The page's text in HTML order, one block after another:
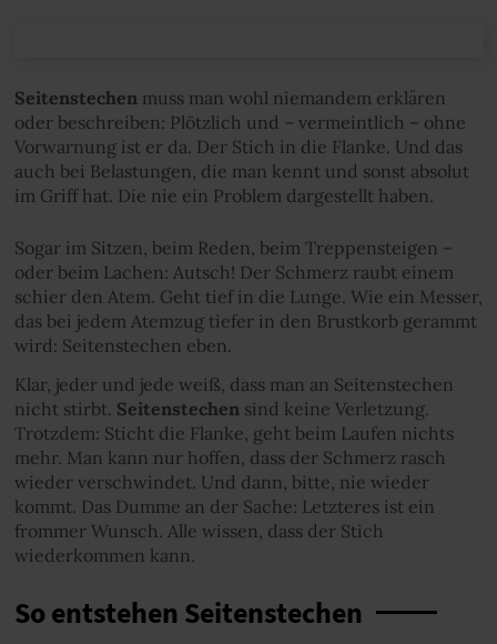
Seitenstechenmuss man wohl niemandem erklären
oder beschreiben: Plötzlich und – vermeintlich – ohne
Vorwarnung ist er da. Der Stich in die Flanke. Und das
auch bei Belastungen, die man kennt und sonst absolut
im Griff hat. Die nie ein Problem dargestellt haben.
Sogar im Sitzen, beim Reden, beim Treppensteigen –
oder beim Lachen: Autsch! Der Schmerz raubt einem
schier den Atem. Geht tief in die Lunge. Wie ein Messer,
das bei jedem Atemzug tiefer in den Brustkorb gerammt
wird: Seitenstechen eben.
Klar, jeder und jede weiß, dass man an Seitenstechen
nicht stirbt. Seitenstechen sind keine Verletzung.
Trotzdem: Sticht die Flanke, geht beim Laufen nichts
mehr. Man kann nur hoffen, dass der Schmerz rasch
wieder verschwindet. Und dann, bitte, nie wieder
kommt. Das Dumme an der Sache: Letzteres ist ein
frommer Wunsch. Alle wissen, dass der Stich
wiederkommen kann.
So entstehen Seitenstechen